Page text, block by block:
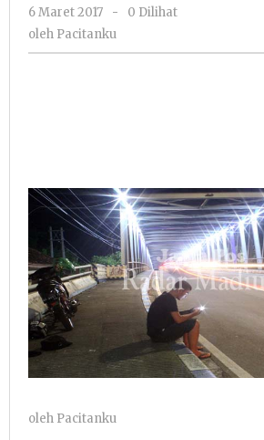
6 Maret 2017
oleh
Pacitanku
-
0 Dilihat
oleh Pacitanku
oleh Pacitanku